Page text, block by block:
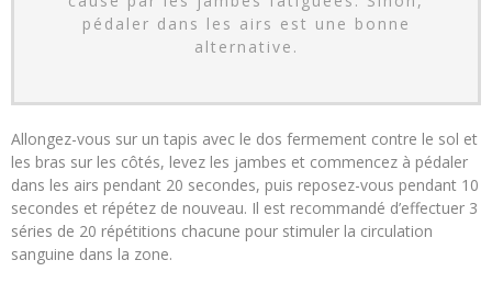
pédaler dans les airs est une bonne
alternative.
Allongez-vous sur un tapis avec le dos fermement contre le sol et
les bras sur les côtés, levez les jambes et commencez à pédaler
dans les airs pendant 20 secondes, puis reposez-vous pendant 10
secondes et répétez de nouveau. Il est recommandé d’effectuer 3
séries de 20 répétitions chacune pour stimuler la circulation
sanguine dans la zone.